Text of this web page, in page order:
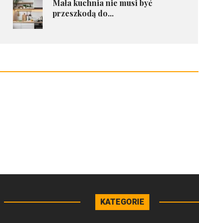
Mała kuchnia nie musi być
przeszkodą do...
KATEGORIE